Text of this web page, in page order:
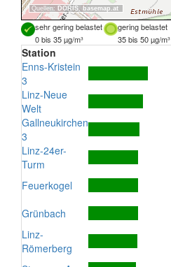
Quellen: DORIS, basemap.at
sehr gering belastet gering belastet
0 bis 35 µg/m³
35 bis 50 µg/m³
Station
Enns-Kristein
3
Linz-Neue
Welt
Gallneukirchen
3
Linz-24er-
Turm
Feuerkogel
Grünbach
Linz-
Römerberg